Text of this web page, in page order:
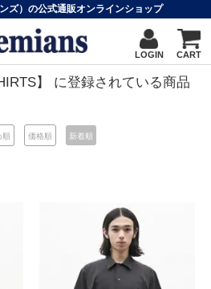
ズ）の公式通販オンラインショップ
LOGIN CART
】 に登録されている商品
順 価格順 新着順